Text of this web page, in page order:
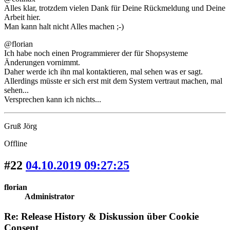
Alles klar, trotzdem vielen Dank für Deine Rückmeldung und Deine
Arbeit hier.
Man kann halt nicht Alles machen ;-)
@florian
Ich habe noch einen Programmierer der für Shopsysteme
Änderungen vornimmt.
Daher werde ich ihn mal kontaktieren, mal sehen was er sagt.
Allerdings müsste er sich erst mit dem System vertraut machen, mal
sehen...
Versprechen kann ich nichts...
Gruß Jörg
Offline
#22 04.10.2019 09:27:25
florian
Administrator
Re: Release History & Diskussion über Cookie
Consent